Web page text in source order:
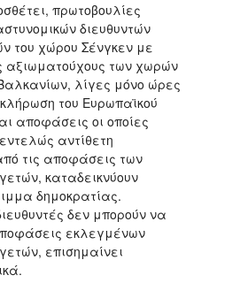
πρωτοβουλίες
διευθυντών
του χώρου Σένγκεν με
αξιωματούχους των χωρών
λίγες μόνο ώρες
του Ευρωπαϊκού
αποφάσεις οι οποίες
αντίθετη
τις αποφάσεις των
καταδεικνύουν
δημοκρατίας.
δεν μπορούν να
εκλεγμένων
επισημαίνει